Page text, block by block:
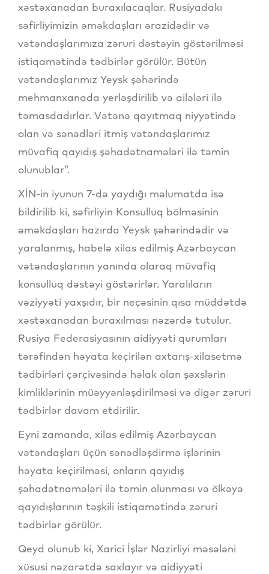
xəstəxanadan buraxılacaqlar. Rusiyadakı
səfirliyimizin əməkdaşları ərazidədir və
vətəndaşlarımıza zəruri dəstəyin göstərilməsi
istiqamətində tədbirlər görülür. Bütün
vətəndaşlarımız Yeysk şəhərində
mehmanxanada yerləşdirilib və ailələri ilə
təmasdadırlar. Vətənə qayıtmaq niyyətində
olan və sənədləri itmiş vətəndaşlarımız
müvafiq qayıdış şəhadətnamələri ilə təmin
olunublar”.
XİN-in iyunun 7-də yaydığı məlumatda isə
bildirilib ki, səfirliyin Konsulluq bölməsinin
əməkdaşları hazırda Yeysk şəhərindədir və
yaralanmış, habelə xilas edilmiş Azərbaycan
vətəndaşlarının yanında olaraq müvafiq
konsulluq dəstəyi göstərirlər. Yaralıların
vəziyyəti yaxşıdır, bir neçəsinin qısa müddətdə
xəstəxanadan buraxılması nəzərdə tutulur.
Rusiya Federasiyasının aidiyyəti qurumları
tərəfindən həyata keçirilən axtarış-xilasetmə
tədbirləri çərçivəsində həlak olan şəxslərin
kimliklərinin müəyyənləşdirilməsi və digər zəruri
tədbirlər davam etdirilir.
Eyni zamanda, xilas edilmiş Azərbaycan
vətəndaşları üçün sənədləşdirmə işlərinin
həyata keçirilməsi, onların qayıdış
şəhadətnamələri ilə təmin olunması və ölkəyə
qayıdışlarının təşkili istiqamətində zəruri
tədbirlər görülür.
Qeyd olunub ki, Xarici İşlər Nazirliyi məsələni
xüsusi nəzarətdə saxlayır və aidiyyəti